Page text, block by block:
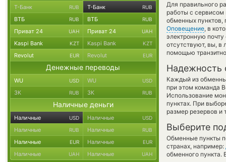
Для правильного
работы с
обменных пунктов,
Оповещение, в
электронную
отсутствуют, вы,
помощью
Надежность
Каждый из
при этом команда
Использование
пунктах. При
размер резервов и
Выберите
Обменные пункты
странах, например:
обменного пункта.
Т-Банк RUB Т-Банк RUB
ВТБ RUB ВТБ RUB
Приват 24 UAH Приват 24 UAH
Kaspi Bank KZT Kaspi Bank KZT
Revolut EUR Revolut EUR
Денежные переводы
WU USD WU USD
ЗК RUB ЗК RUB
Наличные деньги
Наличные USD Наличные USD
Наличные RUB Наличные RUB
Наличные EUR Наличные EUR
Наличные UAH Наличные UAH